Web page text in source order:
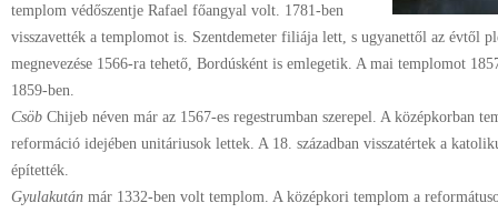
templom védőszentje Rafael főangyal volt. 1781-ben
visszavették a templomot is. Szentdemeter filiája lett, s ugyanettől az évtől
megnevezése 1566-ra tehető, Bordúsként is emlegetik. A mai templomot
1859-ben.
Csöb Chijeb néven már az 1567-es regestrumban szerepel. A középkorban
reformáció idejében unitáriusok lettek. A 18. században visszatértek a
építették.
Gyulakután már 1332-ben volt templom. A középkori templom a